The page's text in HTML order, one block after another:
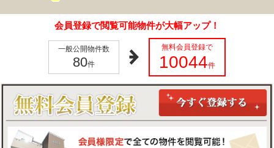
会員登録で閲覧可能物件が大幅アップ！
一般公開物件数
80件
無料会員登録で
10044件